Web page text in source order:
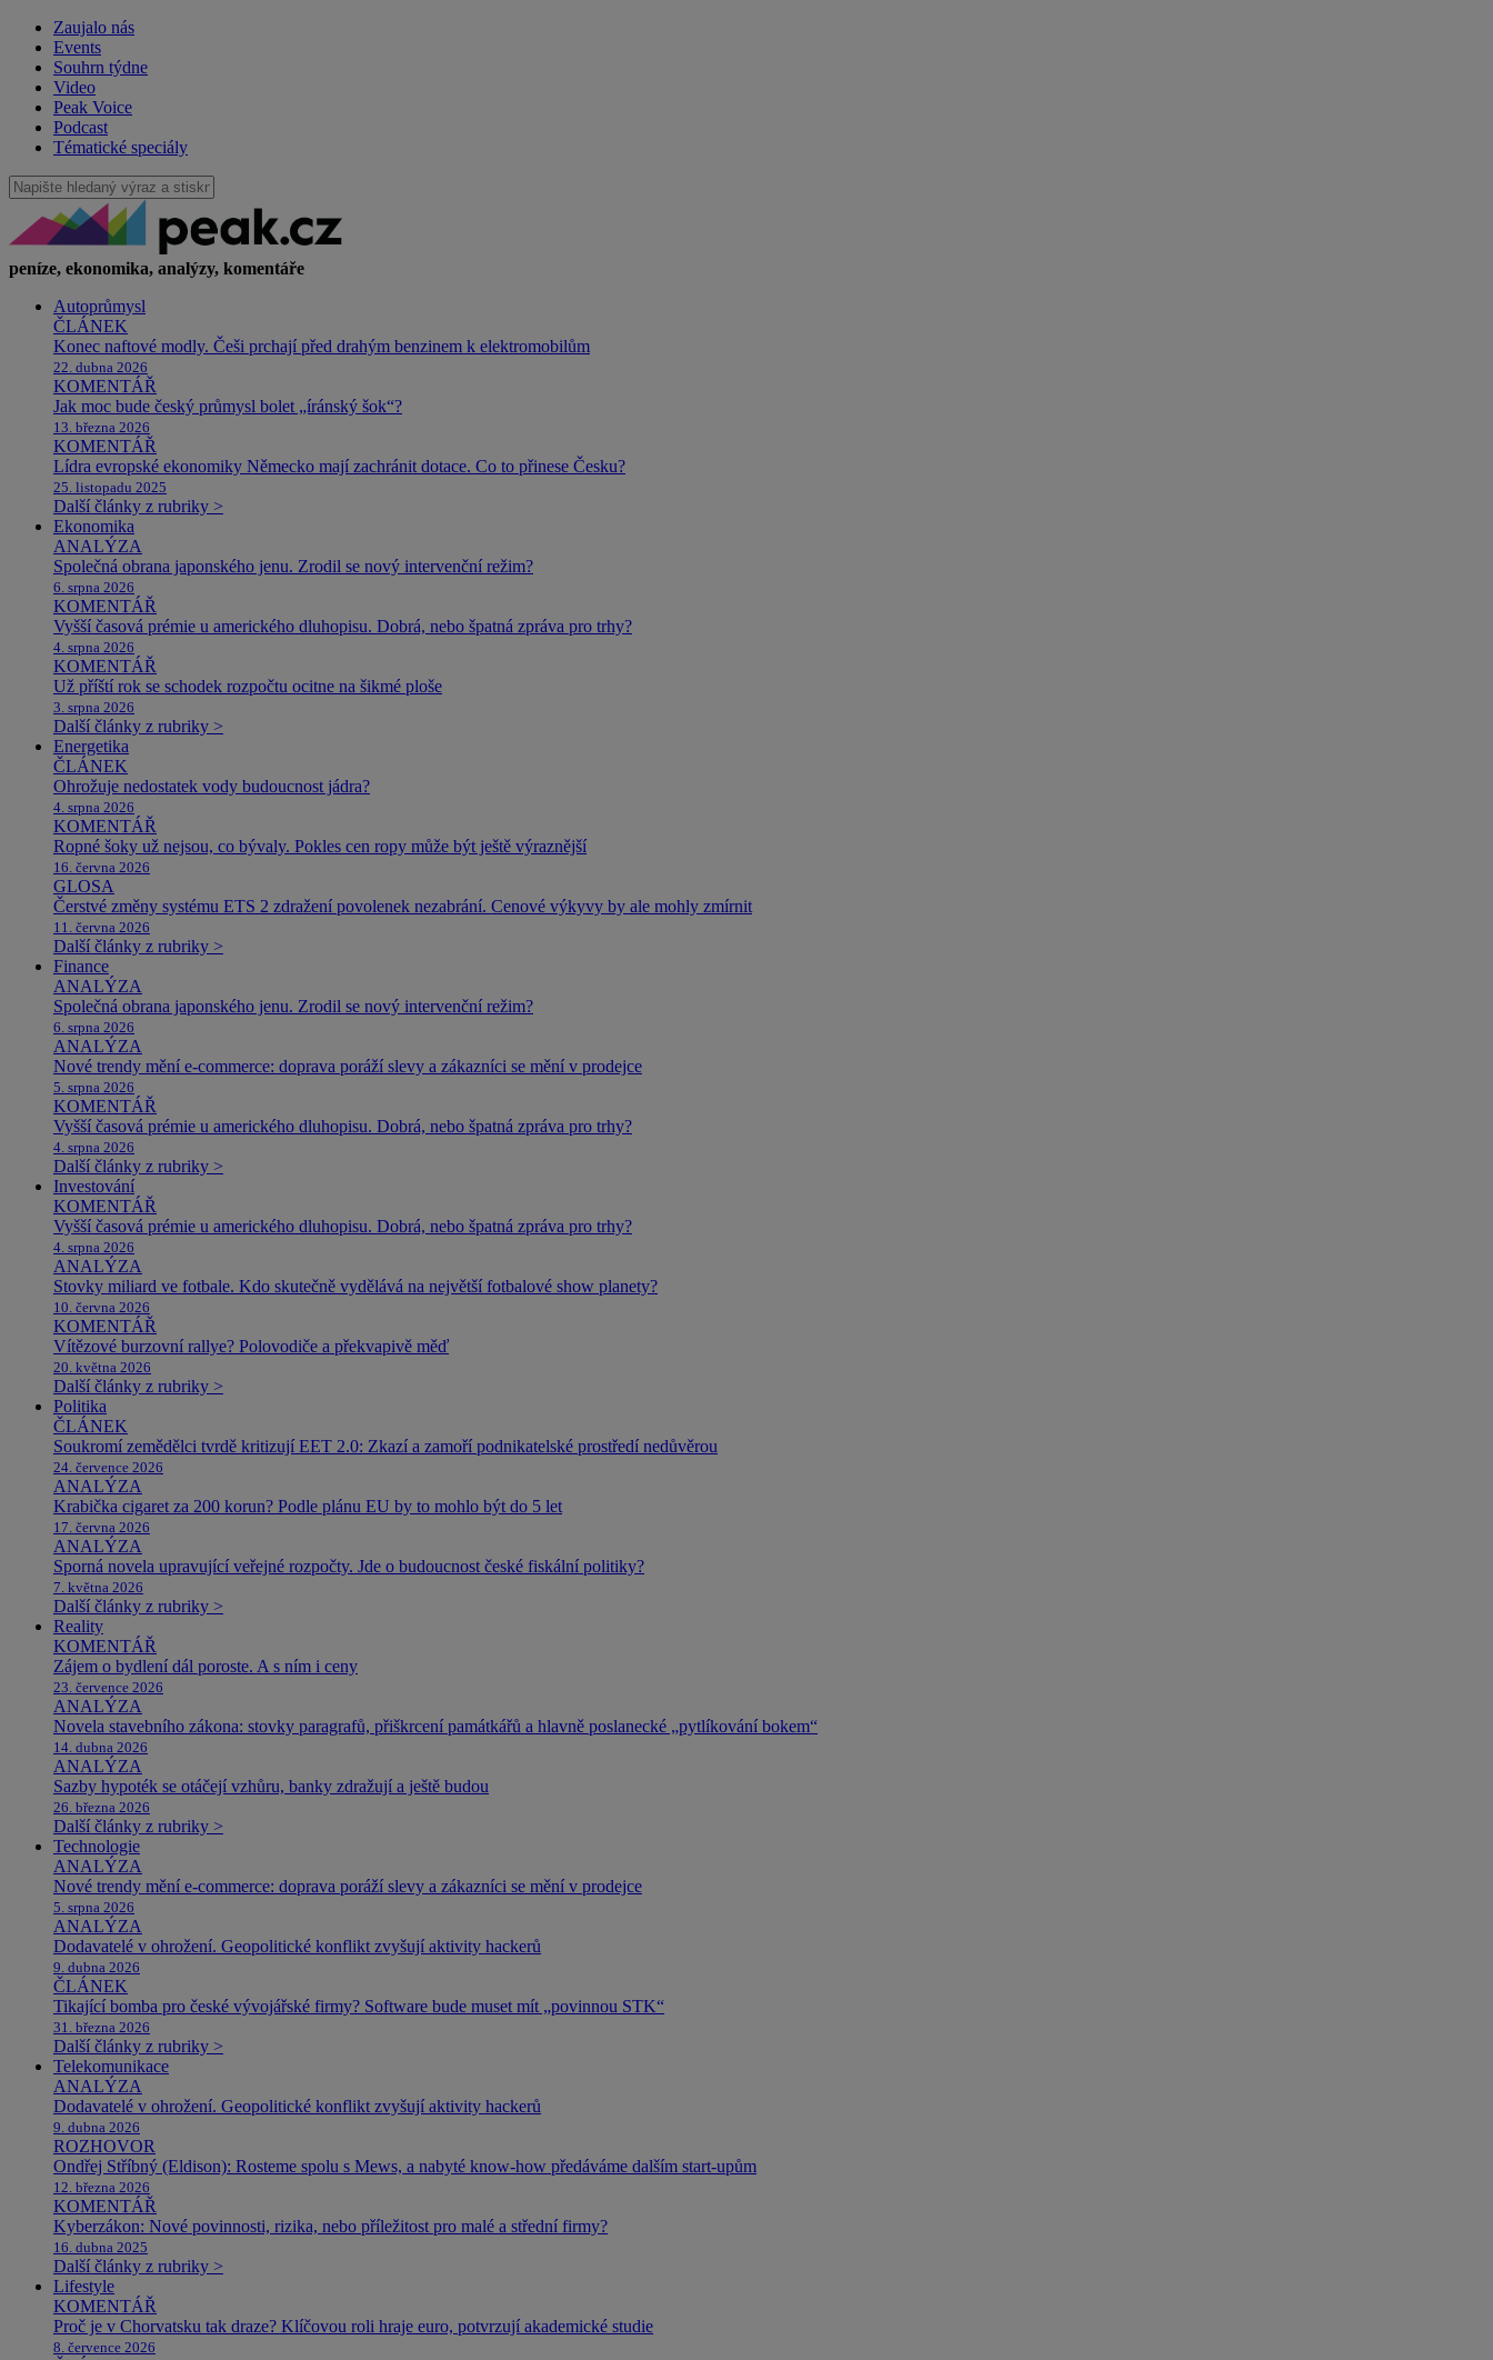
Zaujalo nás
Events
Souhrn týdne
Video
Peak Voice
Podcast
Tématické speciály
peníze, ekonomika, analýzy, komentáře
Autoprůmysl
ČLÁNEK
Konec naftové modly. Češi prchají před drahým benzinem k elektromobilům
22. dubna 2026
KOMENTÁŘ
Jak moc bude český průmysl bolet „íránský šok“?
13. března 2026
KOMENTÁŘ
Lídra evropské ekonomiky Německo mají zachránit dotace. Co to přinese Česku?
25. listopadu 2025
Další články z rubriky >
Ekonomika
ANALÝZA
Společná obrana japonského jenu. Zrodil se nový intervenční režim?
6. srpna 2026
KOMENTÁŘ
Vyšší časová prémie u amerického dluhopisu. Dobrá, nebo špatná zpráva pro trhy?
4. srpna 2026
KOMENTÁŘ
Už příští rok se schodek rozpočtu ocitne na šikmé ploše
3. srpna 2026
Další články z rubriky >
Energetika
ČLÁNEK
Ohrožuje nedostatek vody budoucnost jádra?
4. srpna 2026
KOMENTÁŘ
Ropné šoky už nejsou, co bývaly. Pokles cen ropy může být ještě výraznější
16. června 2026
GLOSA
Čerstvé změny systému ETS 2 zdražení povolenek nezabrání. Cenové výkyvy by ale mohly zmírnit
11. června 2026
Další články z rubriky >
Finance
ANALÝZA
Společná obrana japonského jenu. Zrodil se nový intervenční režim?
6. srpna 2026
ANALÝZA
Nové trendy mění e-commerce: doprava poráží slevy a zákazníci se mění v prodejce
5. srpna 2026
KOMENTÁŘ
Vyšší časová prémie u amerického dluhopisu. Dobrá, nebo špatná zpráva pro trhy?
4. srpna 2026
Další články z rubriky >
Investování
KOMENTÁŘ
Vyšší časová prémie u amerického dluhopisu. Dobrá, nebo špatná zpráva pro trhy?
4. srpna 2026
ANALÝZA
Stovky miliard ve fotbale. Kdo skutečně vydělává na největší fotbalové show planety?
10. června 2026
KOMENTÁŘ
Vítězové burzovní rallye? Polovodiče a překvapivě měď
20. května 2026
Další články z rubriky >
Politika
ČLÁNEK
Soukromí zemědělci tvrdě kritizují EET 2.0: Zkazí a zamoří podnikatelské prostředí nedůvěrou
24. července 2026
ANALÝZA
Krabička cigaret za 200 korun? Podle plánu EU by to mohlo být do 5 let
17. června 2026
ANALÝZA
Sporná novela upravující veřejné rozpočty. Jde o budoucnost české fiskální politiky?
7. května 2026
Další články z rubriky >
Reality
KOMENTÁŘ
Zájem o bydlení dál poroste. A s ním i ceny
23. července 2026
ANALÝZA
Novela stavebního zákona: stovky paragrafů, přiškrcení památkářů a hlavně poslanecké „pytlíkování bokem“
14. dubna 2026
ANALÝZA
Sazby hypoték se otáčejí vzhůru, banky zdražují a ještě budou
26. března 2026
Další články z rubriky >
Technologie
ANALÝZA
Nové trendy mění e-commerce: doprava poráží slevy a zákazníci se mění v prodejce
5. srpna 2026
ANALÝZA
Dodavatelé v ohrožení. Geopolitické konflikt zvyšují aktivity hackerů
9. dubna 2026
ČLÁNEK
Tikající bomba pro české vývojářské firmy? Software bude muset mít „povinnou STK“
31. března 2026
Další články z rubriky >
Telekomunikace
ANALÝZA
Dodavatelé v ohrožení. Geopolitické konflikt zvyšují aktivity hackerů
9. dubna 2026
ROZHOVOR
Ondřej Stříbný (Eldison): Rosteme spolu s Mews, a nabyté know-how předáváme dalším start-upům
12. března 2026
KOMENTÁŘ
Kyberzákon: Nové povinnosti, rizika, nebo příležitost pro malé a střední firmy?
16. dubna 2025
Další články z rubriky >
Lifestyle
KOMENTÁŘ
Proč je v Chorvatsku tak draze? Klíčovou roli hraje euro, potvrzují akademické studie
8. července 2026